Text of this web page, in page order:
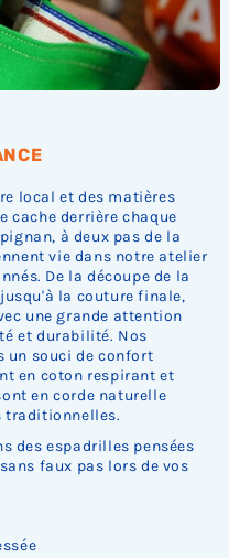
local et des matières
cache derrière chaque
à deux pas de la
vie dans notre atelier
De la découpe de la
la couture finale,
une grande attention
et durabilité. Nos
un souci de confort
en coton respirant et
en corde naturelle
traditionnelles.
des espadrilles pensées
faux pas lors de vos